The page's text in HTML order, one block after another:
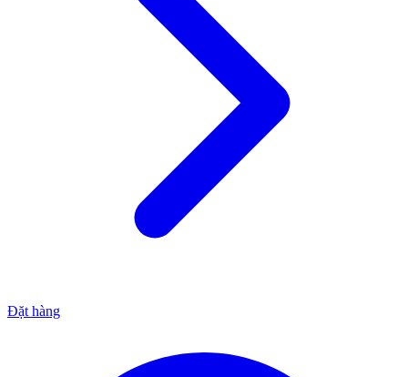
Đặt hàng